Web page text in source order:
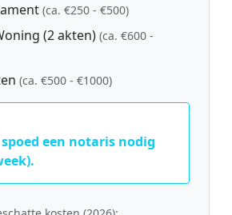
(ca. €250 - €500)
(2 akten) (ca. €600 -
(ca. €500 - €1000)
een notaris nodig